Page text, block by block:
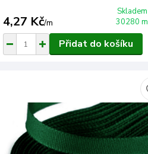
4,27 Kč/m
Skladem
30280 m
Přidat do košíku